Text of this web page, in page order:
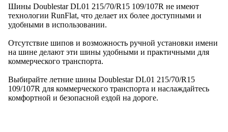
Шины Doublestar DL01 215/70/R15 109/107R не имеют
технологии RunFlat, что делает их более доступными и
удобными в использовании.
Отсутствие шипов и возможность ручной установки имени
на шине делают эти шины удобными и практичными для
коммерческого транспорта.
Выбирайте летние шины Doublestar DL01 215/70/R15
109/107R для коммерческого транспорта и наслаждайтесь
комфортной и безопасной ездой на дороге.